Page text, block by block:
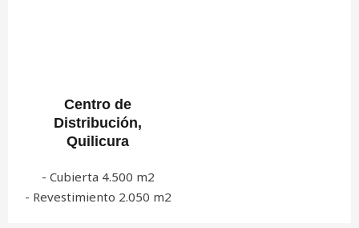
Centro de
Distribución,
Quilicura
- Cubierta 4.500 m2
- Revestimiento 2.050 m2